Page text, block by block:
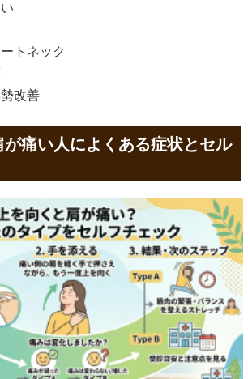
トネック
改善
痛い人によくある症状とセル